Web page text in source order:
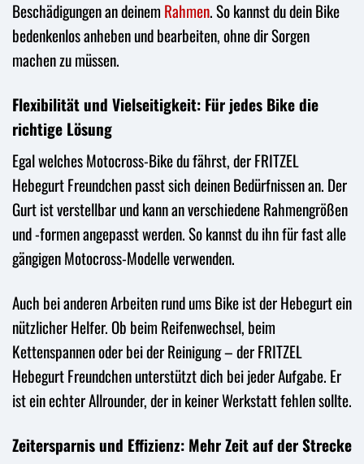
Beschädigungen an deinem Rahmen. So kannst du dein Bike
bedenkenlos anheben und bearbeiten, ohne dir Sorgen
machen zu müssen.
Flexibilität und Vielseitigkeit: Für jedes Bike die
richtige Lösung
Egal welches Motocross-Bike du fährst, der FRITZEL
Hebegurt Freundchen passt sich deinen Bedürfnissen an. Der
Gurt ist verstellbar und kann an verschiedene Rahmengrößen
und -formen angepasst werden. So kannst du ihn für fast alle
gängigen Motocross-Modelle verwenden.
Auch bei anderen Arbeiten rund ums Bike ist der Hebegurt ein
nützlicher Helfer. Ob beim Reifenwechsel, beim
Kettenspannen oder bei der Reinigung – der FRITZEL
Hebegurt Freundchen unterstützt dich bei jeder Aufgabe. Er
ist ein echter Allrounder, der in keiner Werkstatt fehlen sollte.
Zeitersparnis und Effizienz: Mehr Zeit auf der Strecke